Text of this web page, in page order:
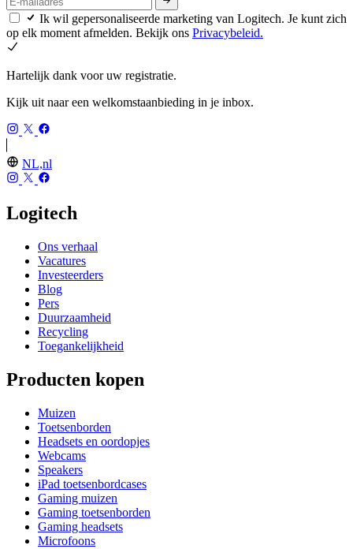
Ik wil gepersonaliseerde marketing van Logitech. Je kunt zich
op elk moment afmelden. Bekijk ons Privacybeleid.
Hartelijk dank voor uw registratie.
Kijk uit naar een welkomstaanbieding in je inbox.
NL,nl
Logitech
Ons verhaal
Vacatures
Investeerders
Blog
Pers
Duurzaamheid
Recycling
Toegankelijkheid
Producten kopen
Muizen
Toetsenborden
Headsets en oordopjes
Webcams
Speakers
iPad toetsenbordcases
Gaming muizen
Gaming toetsenborden
Gaming headsets
Microfoons